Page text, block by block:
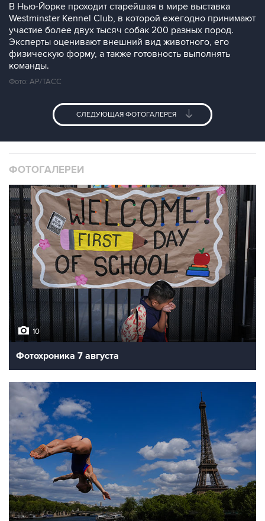
В Нью-Йорке проходит старейшая в мире выставка
Westminster Kennel Club, в которой ежегодно принимают
участие более двух тысяч собак 200 разных пород.
Эксперты оценивают внешний вид животного, его
физическую форму, а также готовность выполнять
команды.
Фото: AP/ТАСС
СЛЕДУЮЩАЯ ФОТОГАЛЕРЕЯ
ФОТОГАЛЕРЕИ
10
Фотохроника 7 августа